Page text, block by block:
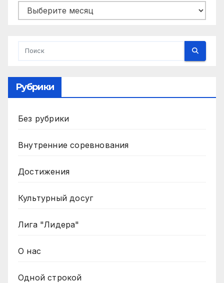
Архивы
Рубрики
Без рубрики
Внутренние соревнования
Достижения
Культурный досуг
Лига "Лидера"
О нас
Одной строкой